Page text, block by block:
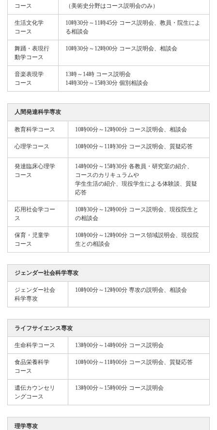
コース
（美術史分野はコース説明会のみ）
生活文化学
コース
10時30分～11時45分 コース説明会、教員・院生によ
る相談会
舞踊・表現行
動学コース
10時30分～12時00分 コース説明会、相談会
音楽表現学
コース
13時～14時 コース説明会
14時30分～15時30分 個別相談会
人間発達科学専攻
教育科学コース 10時00分～12時00分 コース説明会、相談会
心理学コース 10時00分～11時30分 コース説明会、質疑応答
発達臨床心理学
コース
14時00分～15時30分 各教員・研究室の紹介、
コースのカリキュラムや
学生生活の紹介、現役学生による体験談、質疑
応答
応用社会学コー
ス
10時30分～12時00分 コース説明会、現役院生と
の相談会
保育・児童学
コース
10時00分～12時00分 コース領域説明会、現役院
生との相談会
ジェンダー社会科学専攻
ジェンダー社会
科学専攻
10時00分～12時00分 専攻の説明会、相談会
ライフサイエンス専攻
生命科学コース 13時00分～14時00分 コース説明会
食品栄養科学
コース
10時00分～11時00分 コース説明会、質疑応答
遺伝カウンセリ
ングコース
13時00分～15時00分 コース説明会
理学専攻